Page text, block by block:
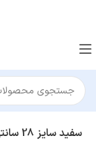
فانوس برای شمع استوانه‌ای ایکیا ENRUM سفید سایز 28 سانتی‌متر